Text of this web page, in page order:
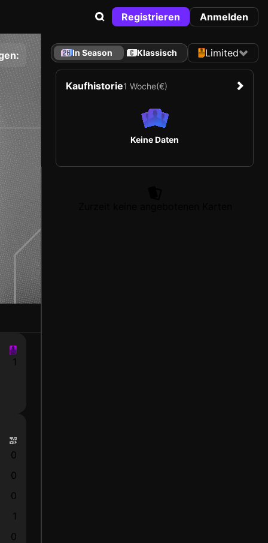
Registrieren Anmelden
1
0
0
0
1
0
In Season Klassisch Limited
Kaufhistorie1 Woche(€)
Keine Daten